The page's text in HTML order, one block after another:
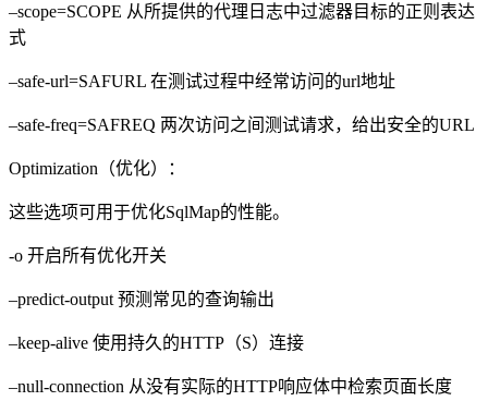
–scope=SCOPE 从所提供的代理日志中过滤器目标的正则表达
式
–safe-url=SAFURL 在测试过程中经常访问的url地址
–safe-freq=SAFREQ 两次访问之间测试请求，给出安全的URL
Optimization（优化）：
这些选项可用于优化SqlMap的性能。
-o 开启所有优化开关
–predict-output 预测常见的查询输出
–keep-alive 使用持久的HTTP（S）连接
–null-connection 从没有实际的HTTP响应体中检索页面长度